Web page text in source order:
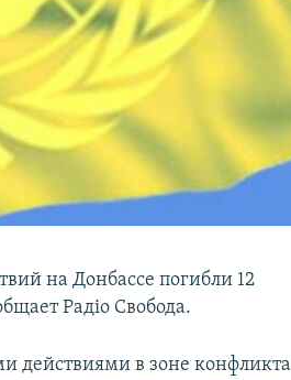
на Донбассе погибли 12
Радіо Свобода.
действиями в зоне конфликта